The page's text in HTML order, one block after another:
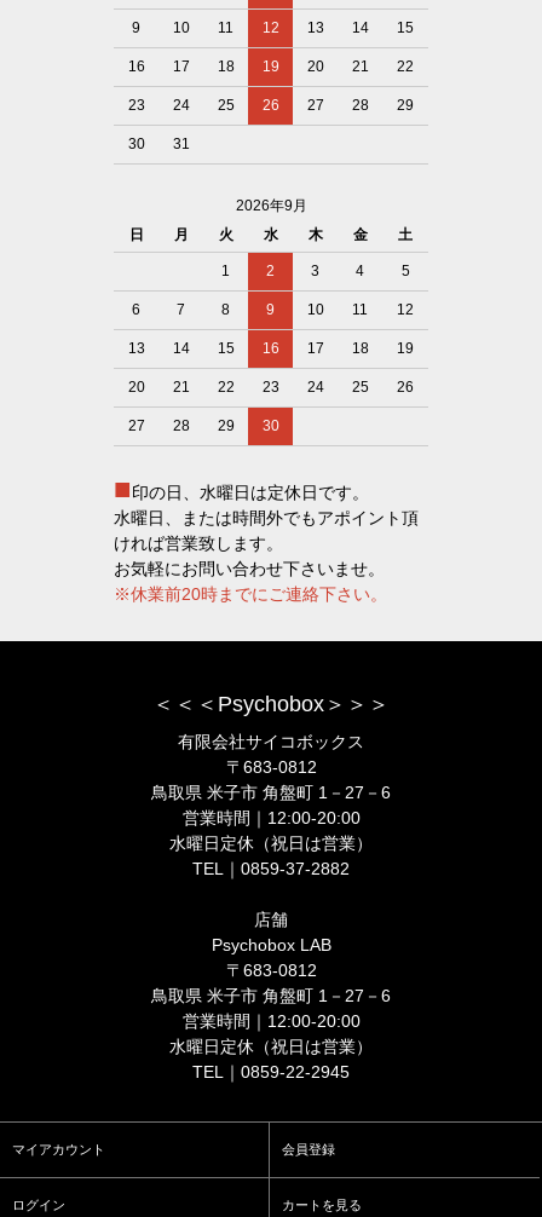
9 10 11 12 13 14 15
16 17 18 19 20 21 22
23 24 25 26 27 28 29
30 31
2026年9月
日
月 火 水 木 金 土
1 2 3 4 5
6 7 8 9 10 11 12
13 14 15 16 17 18 19
20 21 22 23 24 25 26
27 28 29 30
■印の日、水曜日は定休日です。
水曜日、または時間外でもアポイント頂
ければ営業致します。
お気軽にお問い合わせ下さいませ。
※休業前20時までにご連絡下さい。
＜＜＜Psychobox＞＞＞
有限会社サイコボックス
〒683-0812
鳥取県 米子市 角盤町 1－27－6
営業時間｜12:00-20:00
水曜日定休（祝日は営業）
TEL｜0859-37-2882
店舗
Psychobox LAB
〒683-0812
鳥取県 米子市 角盤町 1－27－6
営業時間｜12:00-20:00
水曜日定休（祝日は営業）
TEL｜0859-22-2945
マイアカウント 会員登録
ログイン カートを見る